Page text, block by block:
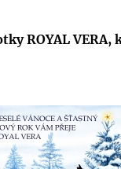
ROYAL